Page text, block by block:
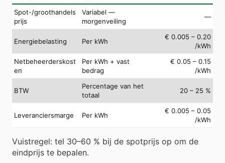
Spot-/groothandels
prijs
Variabel —
morgenveiling
—
Energiebelasting Per kWh
€ 0.005 – 0.20
/kWh
Netbeheerderskost
en
Per kWh + vast
bedrag
€ 0.05 – 0.15
/kWh
BTW
Percentage van het
totaal
20 – 25 %
Leveranciersmarge Per kWh
€ 0.005 – 0.05
/kWh
Vuistregel: tel 30–60 % bij de spotprijs op om de
eindprijs te bepalen.